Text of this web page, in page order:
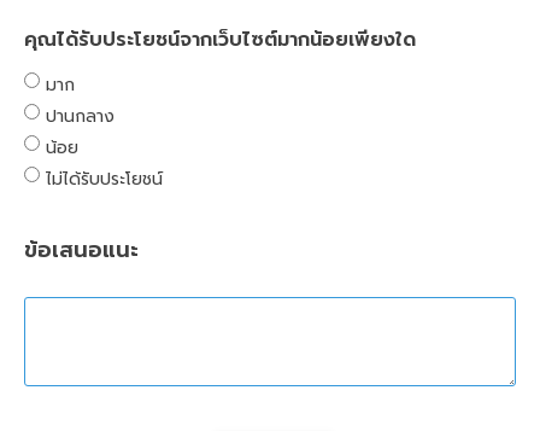
คุณได้รับประโยชน์จากเว็บไซต์มากน้อยเพียงใด
มาก
ปานกลาง
น้อย
ไม่ได้รับประโยชน์
ข้อเสนอแนะ